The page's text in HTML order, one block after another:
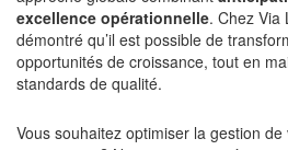
excellence opérationnelle. Chez Via
démontré qu’il est possible de
opportunités de croissance, tout en
standards de qualité.
Vous souhaitez optimiser la gestion de